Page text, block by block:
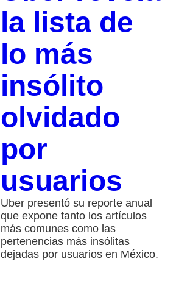
la lista de
lo más
insólito
olvidado
por
usuarios
Uber presentó su reporte anual
que expone tanto los artículos
más comunes como las
pertenencias más insólitas
dejadas por usuarios en México.